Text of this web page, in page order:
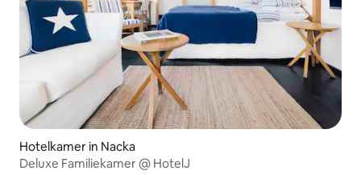
Hotelkamer in Nacka
Deluxe Familiekamer @ HotelJ